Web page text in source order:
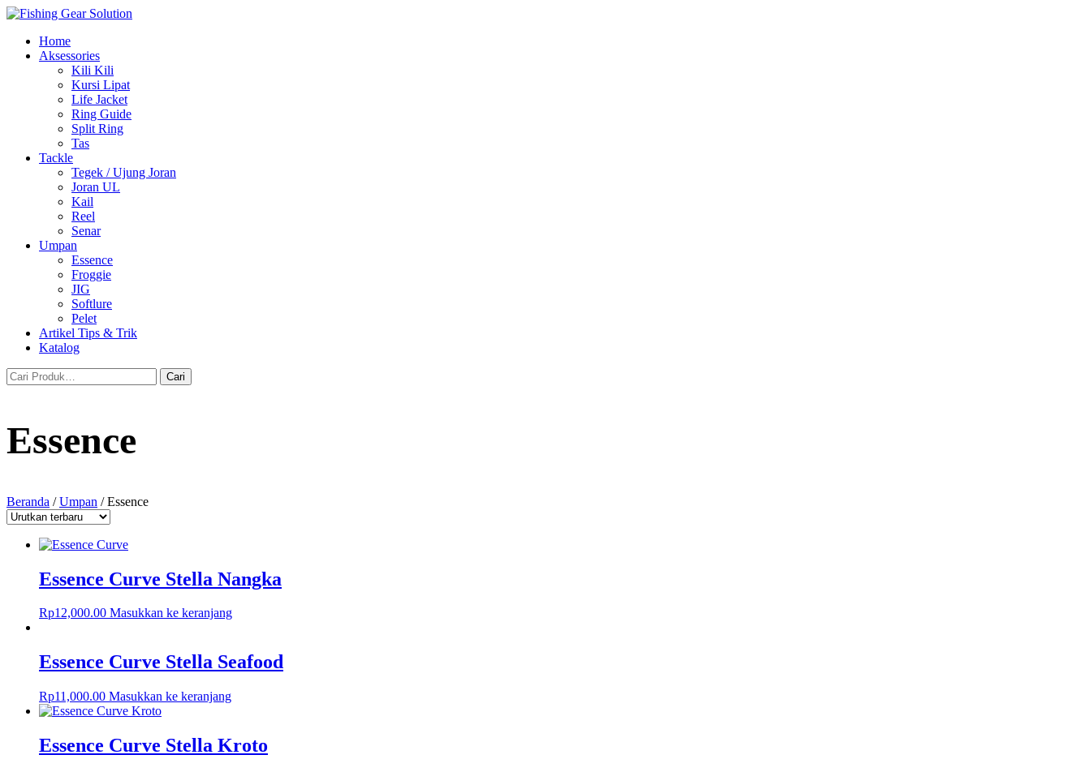
alihan
Home
Aksessories
Kili Kili
Kursi Lipat
Life Jacket
Ring Guide
Split Ring
Tas
Tackle
Tegek / Ujung Joran
Joran UL
Kail
Reel
Senar
Umpan
Essence
Froggie
JIG
Softlure
Pelet
Artikel Tips & Trik
Katalog
Essence
Beranda /Umpan / Essence
Essence Curve Stella Nangka
Rp12,000.00 Masukkan ke keranjang
Essence Curve Stella Seafood
Rp11,000.00 Masukkan ke keranjang
Essence Curve Stella Kroto